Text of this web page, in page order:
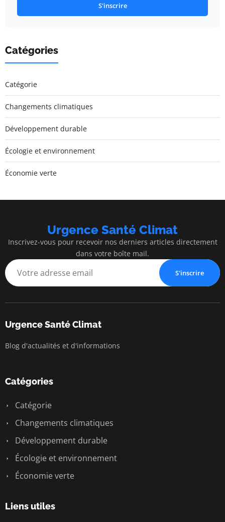
S'inscrire
Catégories
Catégorie
Changements climatiques
Développement durable
Écologie et environnement
Économie verte
Urgence Santé Climat
Inscrivez-vous pour recevoir nos derniers articles directement
dans votre boîte mail.
S'inscrire
Urgence Santé Climat
Blog d'actualités et d'informations
Catégories
Catégorie
Changements climatiques
Développement durable
Écologie et environnement
Économie verte
Liens utiles